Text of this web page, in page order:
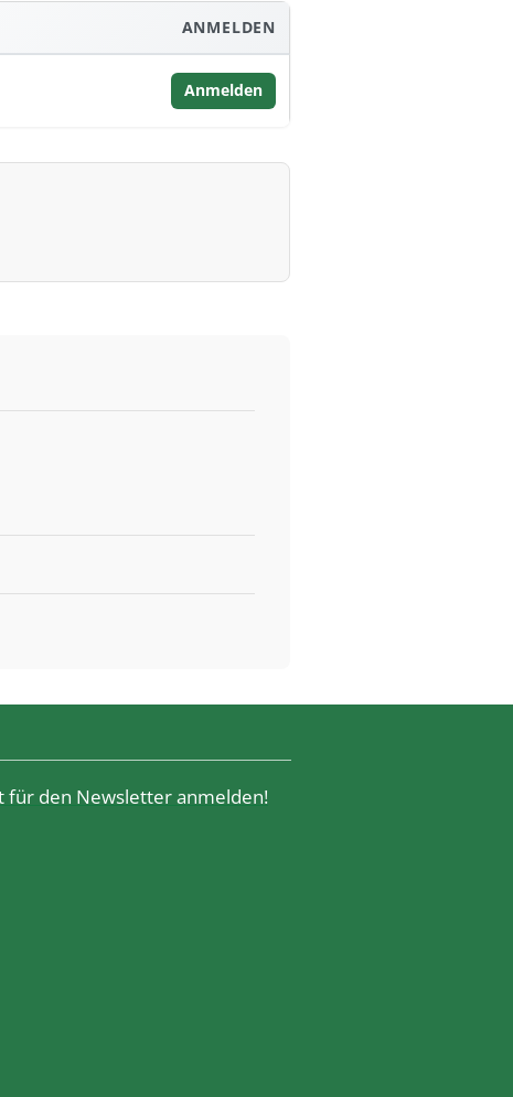
ANMELDEN
Anmelden
für den Newsletter anmelden!